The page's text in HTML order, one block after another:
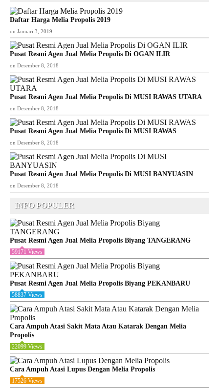
Daftar Harga Melia Propolis 2019
on Januari 3, 2019
Pusat Resmi Agen Jual Melia Propolis Di OGAN ILIR
on Desember 8, 2018
Pusat Resmi Agen Jual Melia Propolis Di MUSI RAWAS UTARA
on Desember 8, 2018
Pusat Resmi Agen Jual Melia Propolis Di MUSI RAWAS
on Desember 8, 2018
Pusat Resmi Agen Jual Melia Propolis Di MUSI BANYUASIN
on Desember 8, 2018
INFO POPULER
Pusat Resmi Agen Jual Melia Propolis Biyang TANGERANG
59171 Views
Pusat Resmi Agen Jual Melia Propolis Biyang PEKANBARU
58837 Views
Cara Ampuh Atasi Sakit Mata Atau Katarak Dengan Melia
Propolis
22099 Views
Cara Ampuh Atasi Lupus Dengan Melia Propolis
17526 Views